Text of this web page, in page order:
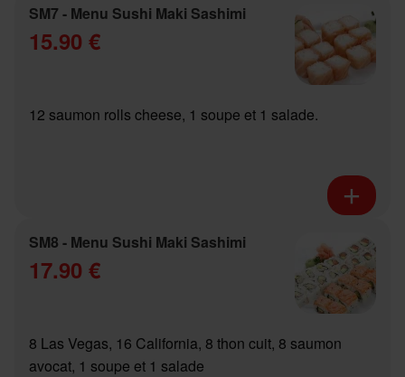
SM7 - Menu Sushi Maki Sashimi
15.90 €
12 saumon rolls cheese, 1 soupe et 1 salade.
SM8 - Menu Sushi Maki Sashimi
17.90 €
8 Las Vegas, 16 California, 8 thon cuit, 8 saumon
avocat, 1 soupe et 1 salade